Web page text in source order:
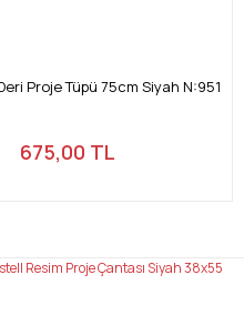
Proje Tüpü 75cm Siyah N:951
675,00 TL